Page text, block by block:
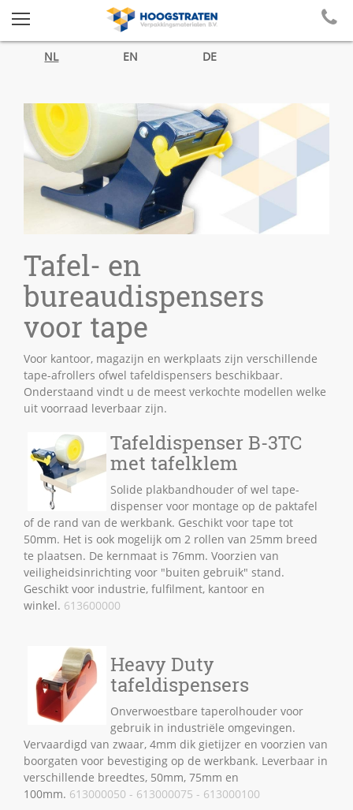
NL EN DE
Tafel- en
bureaudispensers
voor tape
Voor kantoor, magazijn en werkplaats zijn verschillende
tape-afrollers ofwel tafeldispensers beschikbaar.
Onderstaand vindt u de meest verkochte modellen welke
uit voorraad leverbaar zijn.
Tafeldispenser B-3TC
met tafelklem
Solide plakbandhouder of wel tape-
dispenser voor montage op de paktafel
of de rand van de werkbank. Geschikt voor tape tot
50mm. Het is ook mogelijk om 2 rollen van 25mm breed
te plaatsen. De kernmaat is 76mm. Voorzien van
veiligheidsinrichting voor "buiten gebruik" stand.
Geschikt voor industrie, fulfilment, kantoor en
winkel. 613600000
Heavy Duty
tafeldispensers
Onverwoestbare taperolhouder voor
gebruik in industriële omgevingen.
Vervaardigd van zwaar, 4mm dik gietijzer en voorzien van
boorgaten voor bevestiging op de werkbank. Leverbaar in
verschillende breedtes, 50mm, 75mm en
100mm. 613000050 - 613000075 - 613000100